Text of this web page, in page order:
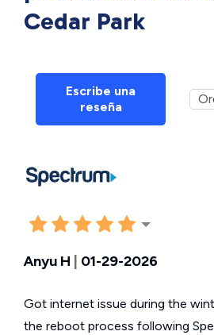
Cedar Park
Escribe una
reseña
Anyu H 01-29-2026
Got internet issue during the
the reboot process following